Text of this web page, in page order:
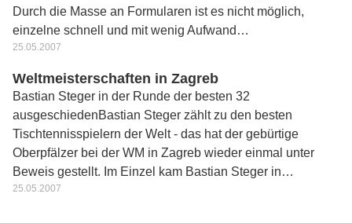
Durch die Masse an Formularen ist es nicht möglich,
einzelne schnell und mit wenig Aufwand…
25.05.2007
Weltmeisterschaften in Zagreb
Bastian Steger in der Runde der besten 32
ausgeschiedenBastian Steger zählt zu den besten
Tischtennisspielern der Welt - das hat der gebürtige
Oberpfälzer bei der WM in Zagreb wieder einmal unter
Beweis gestellt. Im Einzel kam Bastian Steger in…
25.05.2007